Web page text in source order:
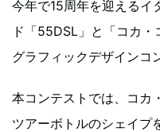
今年で15周年を迎えるイ
ド「55DSL」と「コカ・
グラフィックデザインコ
本コンテストでは、コカ
ツアーボトルのシェイ